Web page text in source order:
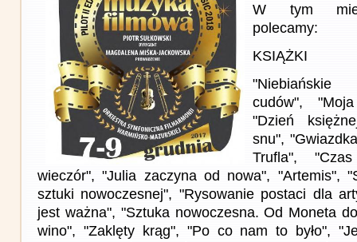
W tym
polecamy:
KSIĄŻKI
"Niebiańskie
cudów",
"Dzień
snu",
Trufla",
wieczór", "Julia zaczyna od nowa", "Artemis",
sztuki nowoczesnej", "Rysowanie postaci dla
jest ważna", "Sztuka nowoczesna. Od Moneta
wino", "Zaklęty krąg", "Po co nam to było",